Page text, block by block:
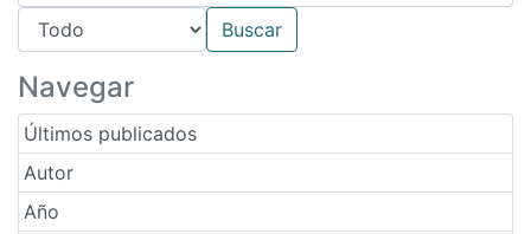
Navegar
Últimos publicados
Autor
Año